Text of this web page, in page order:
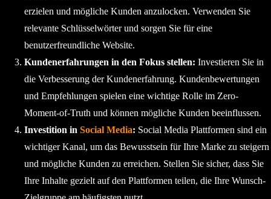
erzielen und mögliche Kunden anzulocken. Verwenden Sie
relevante Schlüsselwörter und sorgen Sie für eine
benutzerfreundliche Website.
Kundenerfahrungen in den Fokus stellen: Investieren Sie in
die Verbesserung der Kundenerfahrung. Kundenbewertungen
und Empfehlungen spielen eine wichtige Rolle im Zero-
Moment-of-Truth und können mögliche Kunden beeinflussen.
Investition in Social Media: Social Media Plattformen sind ein
wichtiger Kanal, um das Bewusstsein für Ihre Marke zu steigern
und mögliche Kunden zu erreichen. Stellen Sie sicher, dass Sie
Ihre Inhalte gezielt auf den Plattformen teilen, die Ihre Wunsch-